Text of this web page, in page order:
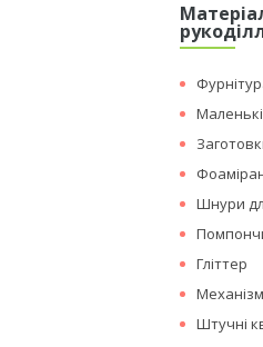
Шнури
Гліттер
Штучні